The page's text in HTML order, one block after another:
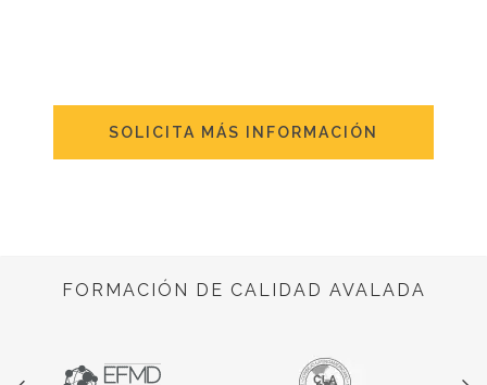
SOLICITA MÁS INFORMACIÓN
FORMACIÓN DE CALIDAD AVALADA